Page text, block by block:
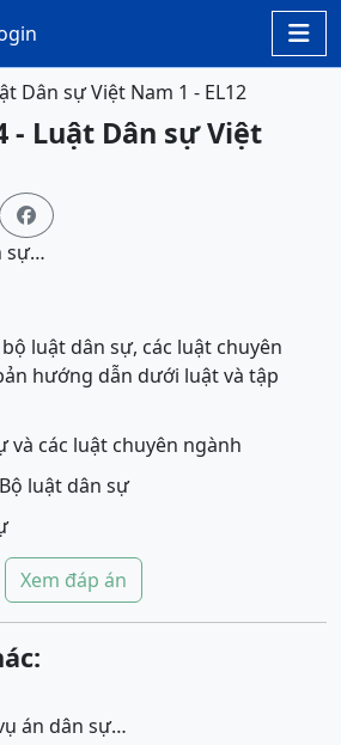

Dân sự Việt Nam 1 - EL12
- Luật Dân sự Việt

sự…
luật dân sự, các luật chuyên
hướng dẫn dưới luật và tập
và các luật chuyên ngành
luật dân sự
Xem đáp án
án dân sự…